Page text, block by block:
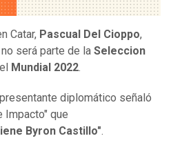
Catar, Pascual Del Cioppo,
no será parte de la Seleccion
Mundial 2022.
diplomático señaló
Impacto" que
Byron Castillo".